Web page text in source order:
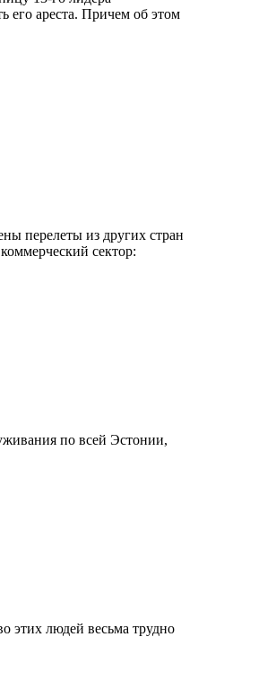
его ареста. Причем об этом
перелеты из других стран
сектор:
по всей Эстонии,
этих людей весьма трудно